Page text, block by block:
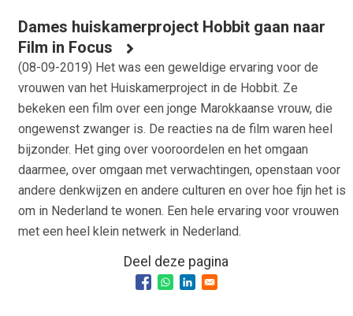
Dames huiskamerproject Hobbit gaan naar
Film in Focus
(08-09-2019) Het was een geweldige ervaring voor de
vrouwen van het Huiskamerproject in de Hobbit. Ze
bekeken een film over een jonge Marokkaanse vrouw, die
ongewenst zwanger is. De reacties na de film waren heel
bijzonder. Het ging over vooroordelen en het omgaan
daarmee, over omgaan met verwachtingen, openstaan voor
andere denkwijzen en andere culturen en over hoe fijn het is
om in Nederland te wonen. Een hele ervaring voor vrouwen
met een heel klein netwerk in Nederland.
Deel deze pagina